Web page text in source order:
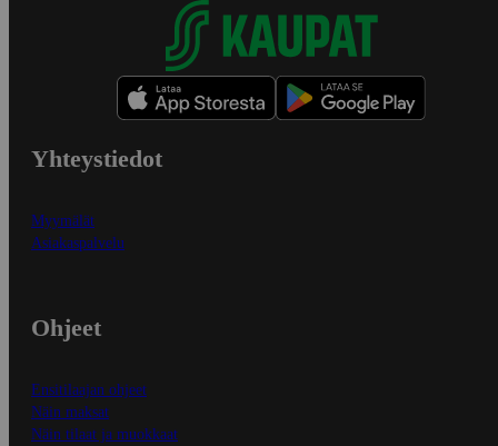
Yhteystiedot
Myymälät
Asiakaspalvelu
Ohjeet
Ensitilaajan ohjeet
Näin maksat
Näin tilaat ja muokkaat